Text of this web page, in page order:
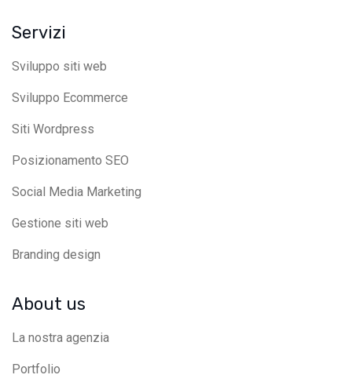
Servizi
Sviluppo siti web
Sviluppo Ecommerce
Siti Wordpress
Posizionamento SEO
Social Media Marketing
Gestione siti web
Branding design
About us
La nostra agenzia
Portfolio